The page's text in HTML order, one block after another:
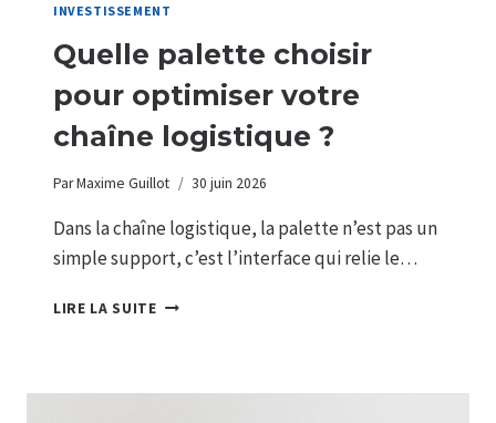
INVESTISSEMENT
Quelle palette choisir
pour optimiser votre
chaîne logistique ?
ParMaxime Guillot 30 juin 2026
Dans la chaîne logistique, la palette n’est pas un
simple support, c’est l’interface qui relie le…
LIRE LA SUITEQUELLE
OPTIMISER